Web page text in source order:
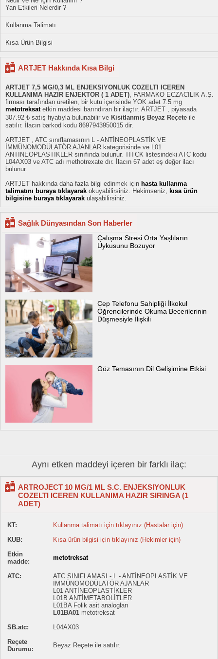
Yan Etkileri Nelerdir ?
Kullanma Talimatı
Kısa Ürün Bilgisi
ARTJET Hakkında Kısa Bilgi
ARTJET 7,5 MG/0,3 ML ENJEKSIYONLUK COZELTI ICEREN
KULLANIMA HAZIR ENJEKTOR ( 1 ADET), FARMAKO ECZACILIK A.Ş.
firması tarafından üretilen, bir kutu içerisinde YOK adet 7.5 mg
metotreksatetkin maddesi barındıran bir ilaçtır. ARTJET , piyasada
307.92 ₺ satış fiyatıyla bulunabilir ve Kisitlanmiş Beyaz Reçete ile
satılır. İlacın barkod kodu 8697943950015 dir.
ARTJET , ATC sınıflamasının L - ANTİNEOPLASTİK VE
İMMÜNOMODÜLATÖR AJANLAR kategorisinde ve L01
ANTİNEOPLASTİKLER sınıfında bulunur. TİTCK listesindeki ATC kodu
L04AX03 ve ATC adı methotrexate dır. İlacın 67 adet eş değer ilacı
bulunur.
ARTJET hakkında daha fazla bilgi edinmek için hasta kullanma
talimatını buraya tıklayarak okuyabilirsiniz. Hekimseniz, kısa ürün
bilgisine buraya tıklayarak ulaşabilirsiniz.
Sağlık Dünyasından Son Haberler
Çalışma Stresi Orta Yaşlıların
Uykusunu Bozuyor
Cep Telefonu Sahipliği İlkokul
Öğrencilerinde Okuma Becerilerinin
Düşmesiyle İlişkili
Göz Temasının Dil Gelişimine Etkisi
Aynı etken maddeyi içeren bir farklı ilaç:
ARTROJECT 10 MG/1 ML S.C. ENJEKSIYONLUK
COZELTI ICEREN KULLANIMA HAZIR SIRINGA (1
ADET)
KT:
Kullanma talimatı için tıklayınız (Hastalar için)
KUB:
Kısa ürün bilgisi için tıklayınız (Hekimler için)
Etkin
madde:
metotreksat
ATC:
ATC SINIFLAMASI - L - ANTİNEOPLASTİK VE
İMMÜNOMODÜLATÖR AJANLAR
L01 ANTİNEOPLASTİKLER
L01B ANTİMETABOLİTLER
L01BA Folik asit analogları
L01BA01 metotreksat
SB.atc:
L04AX03
Reçete
Durumu:
Beyaz Reçete ile satılır.